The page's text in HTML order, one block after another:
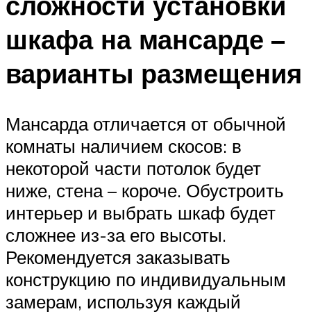
шкафа на мансарде –
варианты размещения
Мансарда отличается от обычной
комнаты наличием скосов: в
некоторой части потолок будет
ниже, стена – короче. Обустроить
интерьер и выбрать шкаф будет
сложнее из-за его высоты.
Рекомендуется заказывать
конструкцию по индивидуальным
замерам, используя каждый